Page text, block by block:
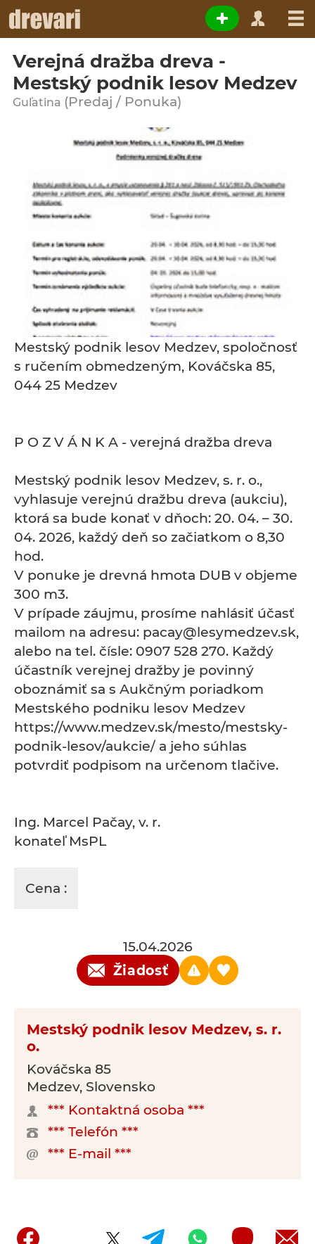
Verejná dražba dreva -
Mestský podnik lesov Medzev
Guľatina (Predaj / Ponuka)
Mestský podnik lesov Medzev, spoločnosť
s ručením obmedzeným, Kováčska 85,
044 25 Medzev
P O Z V Á N K A - verejná dražba dreva
Mestský podnik lesov Medzev, s. r. o.,
vyhlasuje verejnú dražbu dreva (aukciu),
ktorá sa bude konať v dňoch: 20. 04. – 30.
04. 2026, každý deň so začiatkom o 8,30
hod.
V ponuke je drevná hmota DUB v objeme
300 m3.
V prípade záujmu, prosíme nahlásiť účasť
mailom na adresu: pacay@lesymedzev.sk,
alebo na tel. čísle: 0907 528 270. Každý
účastník verejnej dražby je povinný
oboznámiť sa s Aukčným poriadkom
Mestského podniku lesov Medzev
https://www.medzev.sk/mesto/mestsky-
podnik-lesov/aukcie/ a jeho súhlas
potvrdiť podpisom na určenom tlačive.
Ing. Marcel Pačay, v. r.
konateľ MsPL
Cena :
15.04.2026
Žiadosť
Mestský podnik lesov Medzev, s. r.
o.
Kováčska 85
Medzev, Slovensko
*** Kontaktná osoba ***
*** Telefón ***
*** E-mail ***